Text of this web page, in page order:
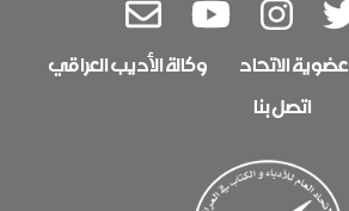
عضوية الاتحاد
وكالة الأديب العراقي
اتصل بنا